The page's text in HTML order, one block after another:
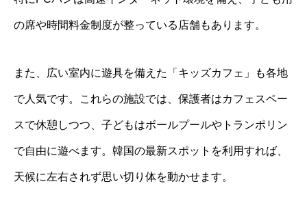
の席や時間料金制度が整っている店舗もあります。
また、広い室内に遊具を備えた「キッズカフェ」も各地
で人気です。これらの施設では、保護者はカフェスペー
スで休憩しつつ、子どもはボールプールやトランポリン
で自由に遊べます。韓国の最新スポットを利用すれば、
天候に左右されず思い切り体を動かせます。